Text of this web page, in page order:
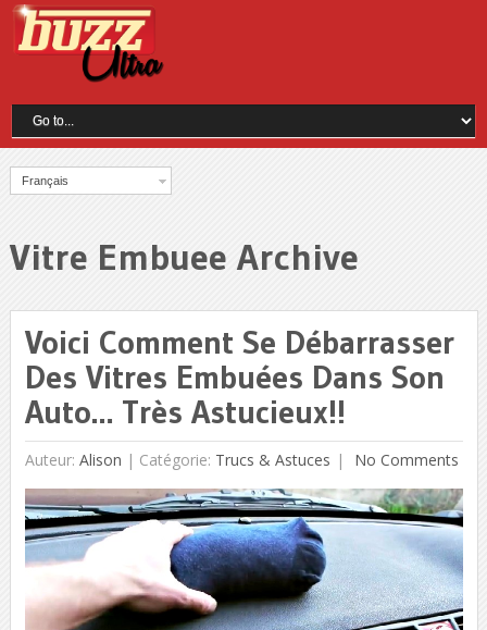
Français
Vitre Embuee Archive
Voici Comment Se Débarrasser
Des Vitres Embuées Dans Son
Auto… Très Astucieux!!
Auteur: Alison | Catégorie: Trucs & Astuces No Comments